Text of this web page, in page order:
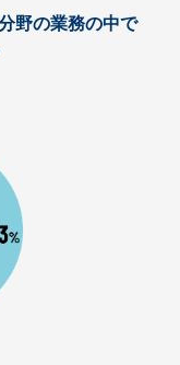
野の業務の中で